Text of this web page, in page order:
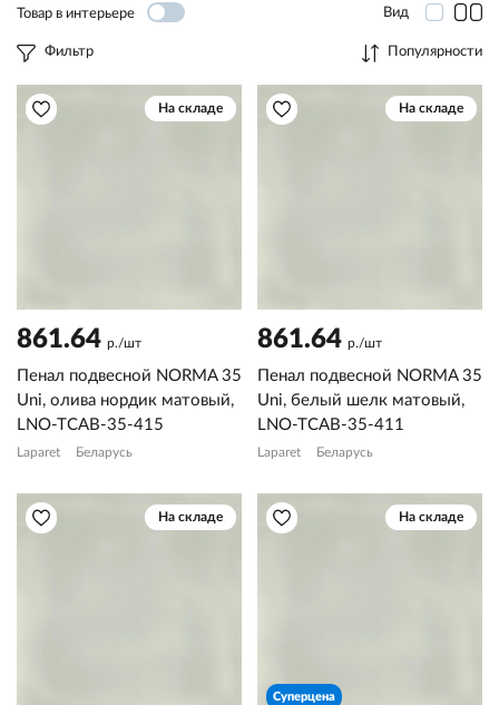
Популярности
Товар в интерьере Вид
Фильтр
На складе
861.64 р./шт
Пенал подвесной NORMA 35
Uni, олива нордик матовый,
LNO-TCAB-35-415
Laparet Беларусь
На складе
861.64 р./шт
Пенал подвесной NORMA 35
Uni, белый шелк матовый,
LNO-TCAB-35-411
Laparet Беларусь
На складе На складе
Суперцена